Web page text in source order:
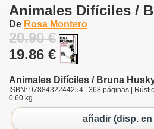
Animales Difíciles /
De Rosa Montero
20.90 €
19.86 €
Animales Difíciles / Bruna
ISBN: 9788432244254 | 368 páginas |
0.60 kg
añadir (disp. en